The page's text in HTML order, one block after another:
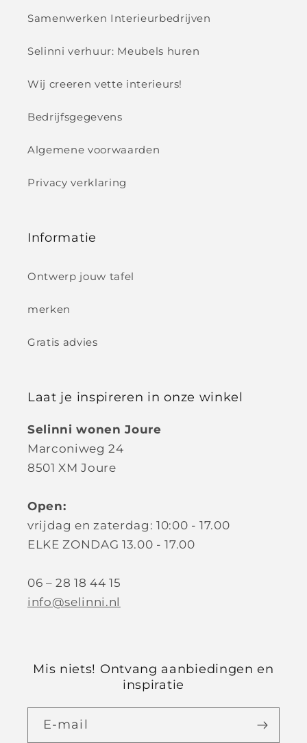
Samenwerken Interieurbedrijven
Selinni verhuur: Meubels huren
Wij creeren vette interieurs!
Bedrijfsgegevens
Algemene voorwaarden
Privacy verklaring
Informatie
Ontwerp jouw tafel
merken
Gratis advies
Laat je inspireren in onze winkel
Selinni wonen Joure
Marconiweg 24
8501 XM Joure
Open:
vrijdag en zaterdag: 10:00 - 17.00
ELKE ZONDAG 13.00 - 17.00
06 – 28 18 44 15
info@selinni.nl
Mis niets! Ontvang aanbiedingen en
inspiratie
E‑mail